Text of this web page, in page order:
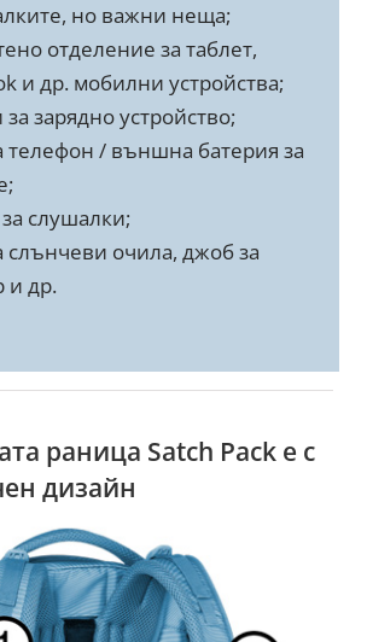
но важни неща;
отделение за таблет,
и др. мобилни устройства;
зарядно устройство;
телефон / външна батерия за
слушалки;
слънчеви очила, джоб за
и др.
раница Satch Pack е с
дизайн